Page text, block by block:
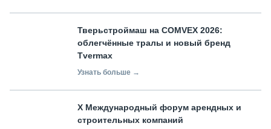
Тверьстроймаш на COMVEX 2026:
облегчённые тралы и новый бренд
Tvermax
Узнать больше →
X Международный форум арендных и
строительных компаний